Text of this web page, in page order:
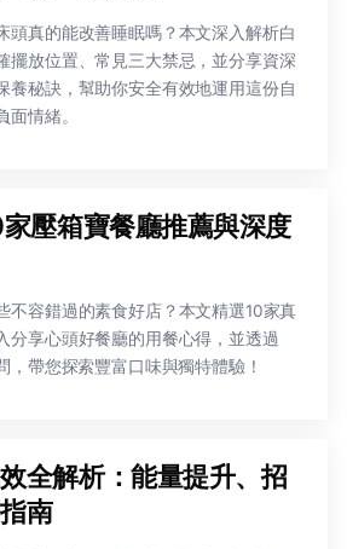
頭真的能改善睡眠嗎？本文深入解析白
擺放位置、常見三大禁忌，並分享資深
養秘訣，幫助你安全有效地運用這份自
面情緒。
壓箱寶餐廳推薦與深度
不容錯過的素食好店？本文精選10家真
分享心頭好餐廳的用餐心得，並透過
，帶您探索豐富口味與獨特體驗！
全解析：能量提升、招
南